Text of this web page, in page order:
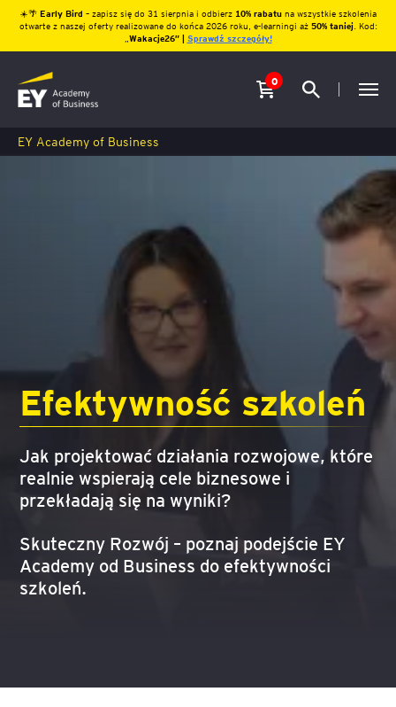
☀️🌴 Early Bird – zapisz się do 31 sierpnia i odbierz10% rabatu na wszystkie szkolenia
otwarte z naszej oferty realizowane do końca 2026 roku, e-learningi aż 50% taniej. Kod:
Wakacje26″ | Sprawdź szczegóły!
0
EY Academy of Business
Efektywność szkoleń
Jak projektować działania rozwojowe, które
realnie wspierają cele biznesowe i
przekładają się na wyniki?
Skuteczny Rozwój – poznaj podejście EY
Academy od Business do efektywności
szkoleń.